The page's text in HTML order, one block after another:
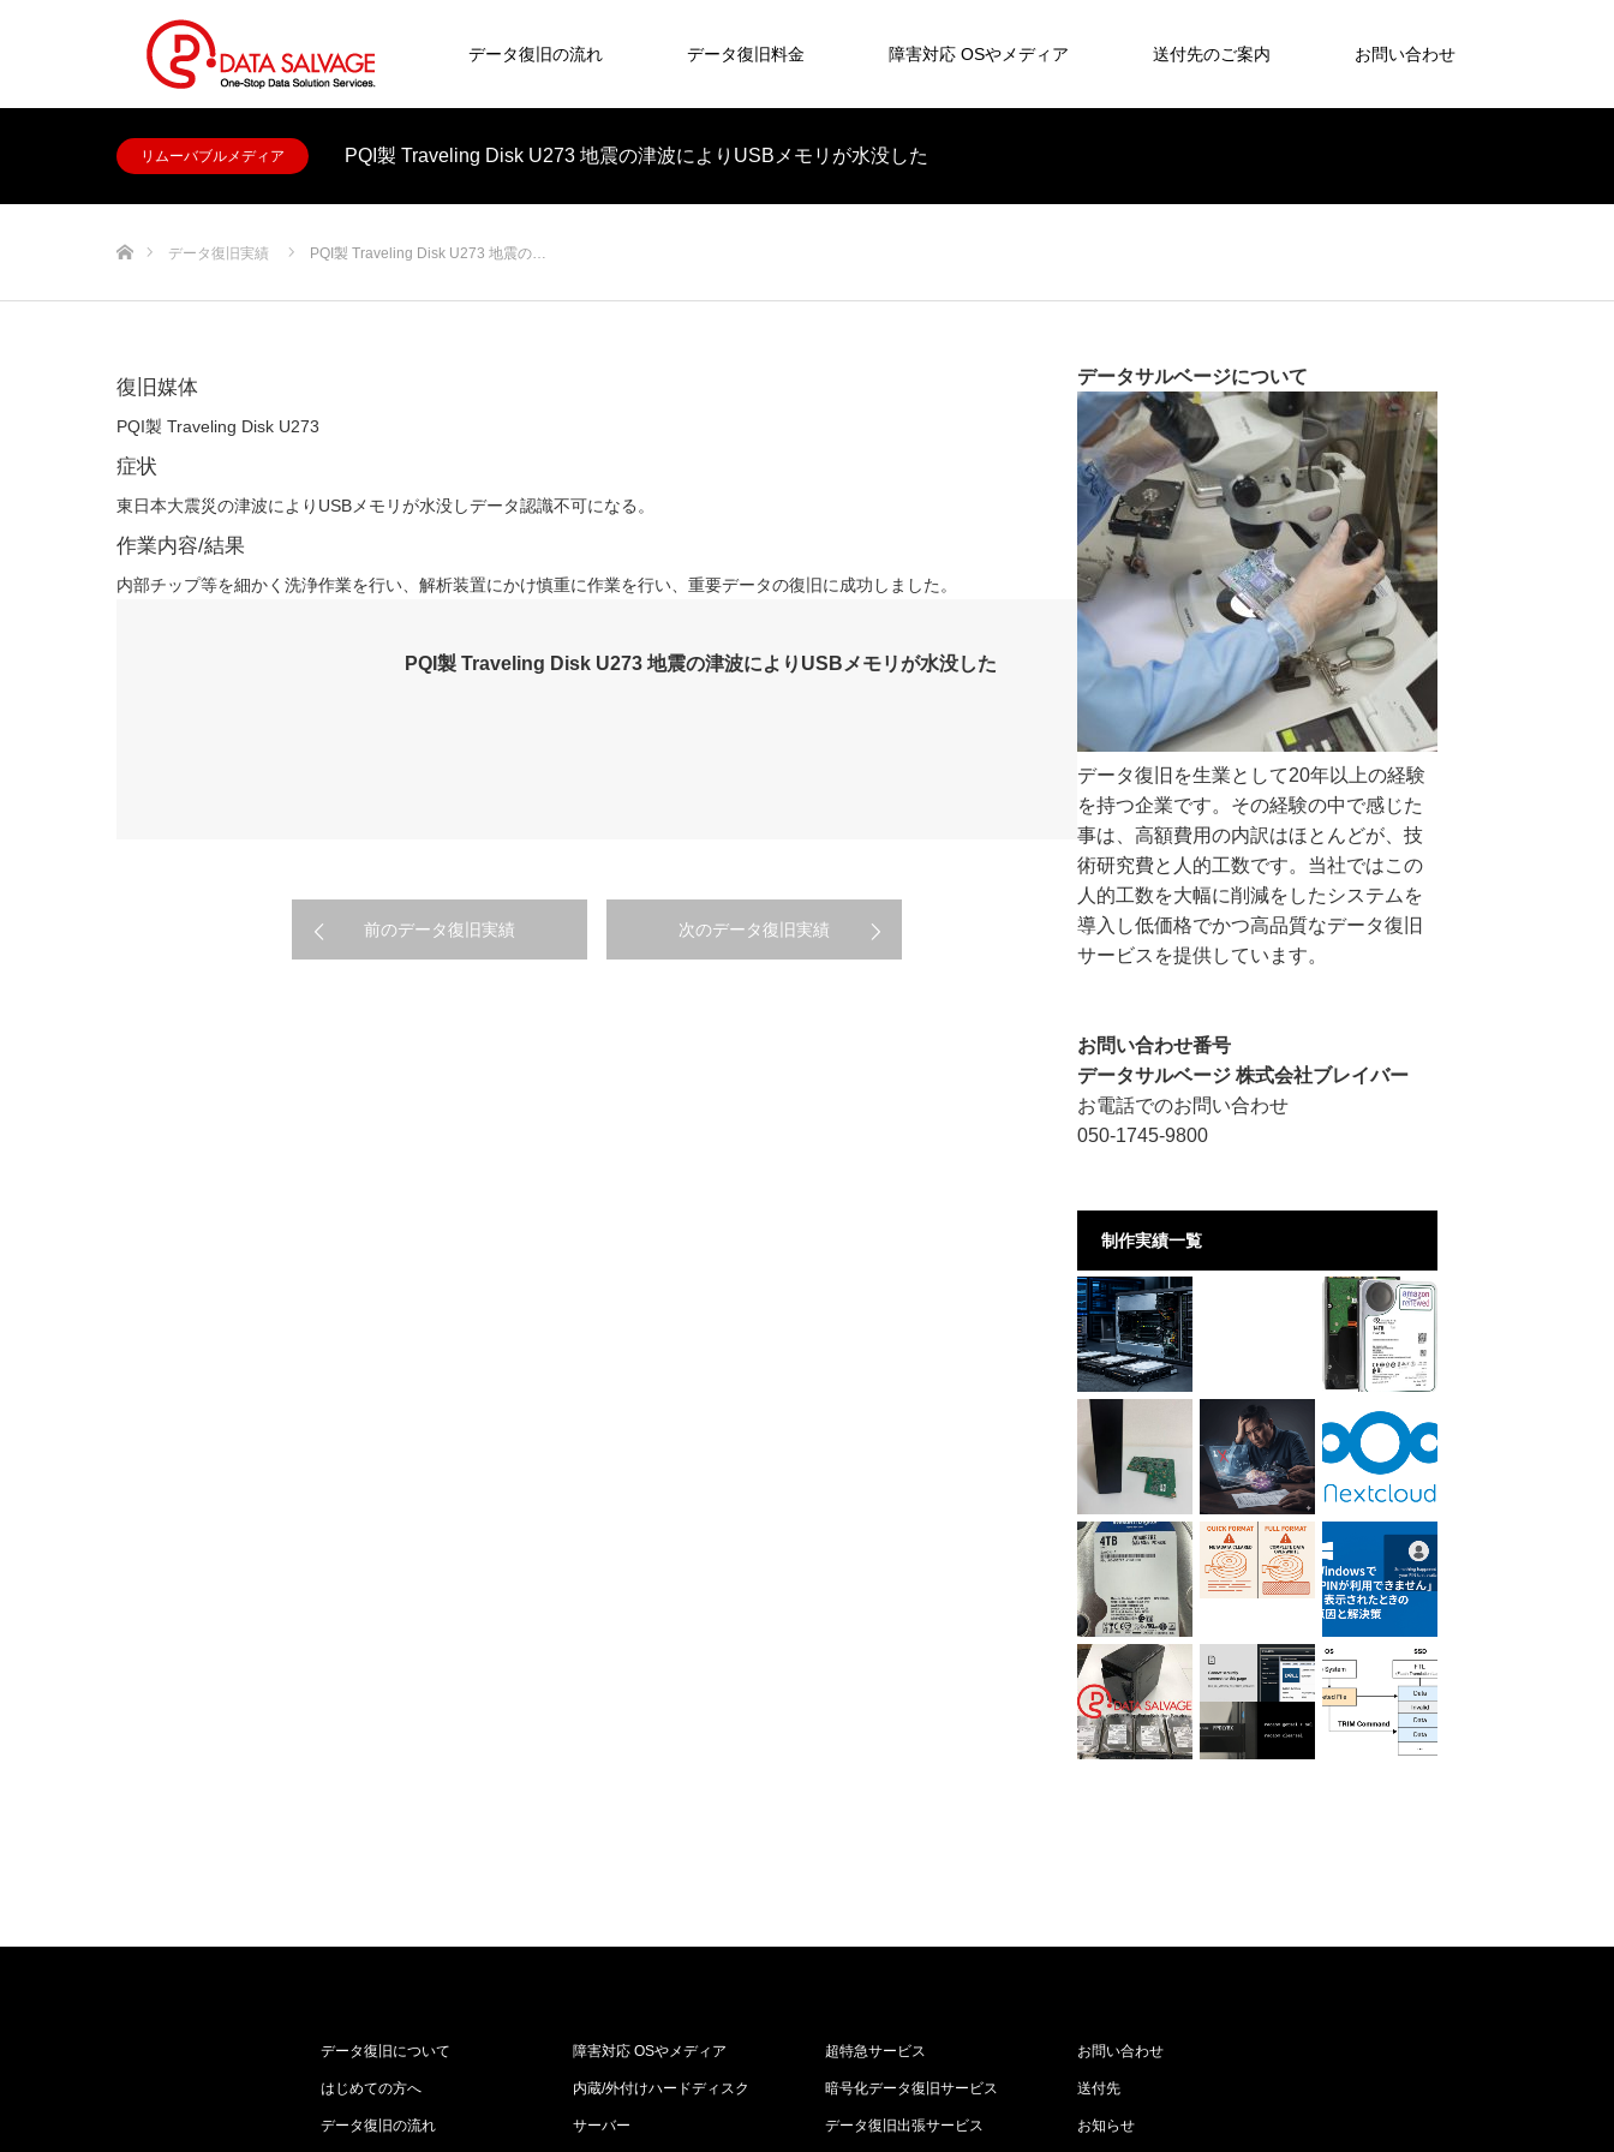
データ復旧の流れ データ復旧料金 障害対応 OSやメディア 送付先のご案内 お問い合わせ
リムーバブルメディア PQI製 Traveling Disk U273 地震の津波によりUSBメモリが水没した
データ復旧実績 PQI製 Traveling Disk U273 地震の…
復旧媒体
PQI製 Traveling Disk U273
症状
東日本大震災の津波によりUSBメモリが水没しデータ認識不可になる。
作業内容/結果
内部チップ等を細かく洗浄作業を行い、解析装置にかけ慎重に作業を行い、重要データの復旧に成功しました。
PQI製 Traveling Disk U273 地震の津波によりUSBメモリが水没した
前のデータ復旧実績 次のデータ復旧実績
データサルベージについて
データ復旧を生業として20年以上の経験
を持つ企業です。その経験の中で感じた
事は、高額費用の内訳はほとんどが、技
術研究費と人的工数です。当社ではこの
人的工数を大幅に削減をしたシステムを
導入し低価格でかつ高品質なデータ復旧
サービスを提供しています。
お問い合わせ番号
データサルベージ 株式会社ブレイバー
お電話でのお問い合わせ
050-1745-9800
制作実績一覧
データ復旧について
はじめての方へ
データ復旧の流れ
障害対応 OSやメディア
内蔵/外付けハードディスク
サーバー
超特急サービス
暗号化データ復旧サービス
データ復旧出張サービス
お問い合わせ
送付先
お知らせ